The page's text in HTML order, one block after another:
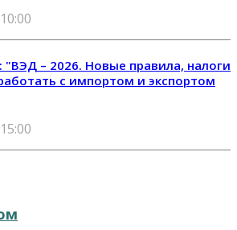
"ВЭД – 2026. Новые правила, налоги
с импортом и экспортом